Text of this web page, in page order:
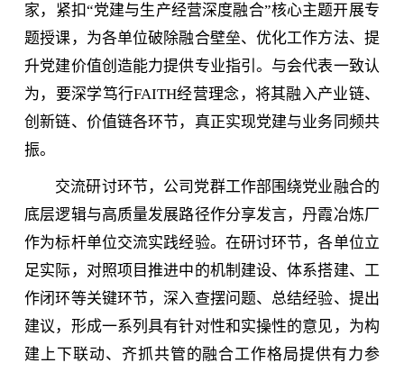
家，紧扣“党建与生产经营深度融合”核心主题开展专
题授课，为各单位破除融合壁垒、优化工作方法、提
升党建价值创造能力提供专业指引。与会代表一致认
为，要深学笃行FAITH经营理念，将其融入产业链、
创新链、价值链各环节，真正实现党建与业务同频共
振。
交流研讨环节，公司党群工作部围绕党业融合的
底层逻辑与高质量发展路径作分享发言，丹霞冶炼厂
作为标杆单位交流实践经验。在研讨环节，各单位立
足实际，对照项目推进中的机制建设、体系搭建、工
作闭环等关键环节，深入查摆问题、总结经验、提出
建议，形成一系列具有针对性和实操性的意见，为构
建上下联动、齐抓共管的融合工作格局提供有力参